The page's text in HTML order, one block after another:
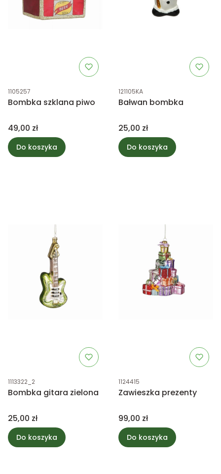
Kod produktu
1105257
Bombka szklana piwo
Cena
49,00 zł
Do koszyka
Kod produktu
121105KA
Bałwan bombka
Cena
25,00 zł
Do koszyka
Kod produktu
1113322_2
Bombka gitara zielona
Cena
25,00 zł
Do koszyka
Kod produktu
1124415
Zawieszka prezenty
Cena
99,00 zł
Do koszyka